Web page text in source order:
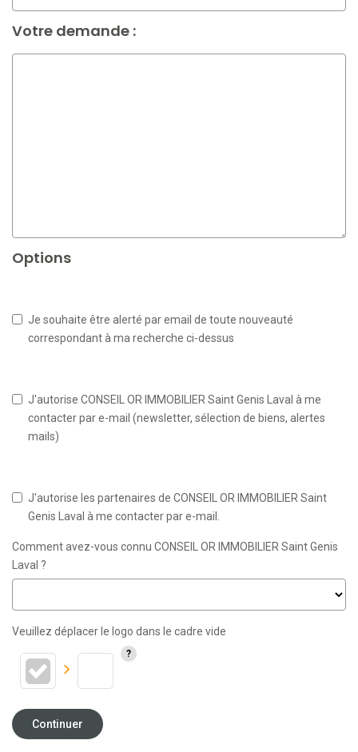
Votre demande :
Options
Je souhaite être alerté par email de toute nouveauté
correspondant à ma recherche ci-dessus
J'autorise CONSEIL OR IMMOBILIER Saint Genis Laval à me
contacter par e-mail (newsletter, sélection de biens, alertes
mails)
J'autorise les partenaires de CONSEIL OR IMMOBILIER Saint
Genis Laval à me contacter par e-mail.
Comment avez-vous connu CONSEIL OR IMMOBILIER Saint Genis
Laval ?
Veuillez déplacer le logo dans le cadre vide
Continuer